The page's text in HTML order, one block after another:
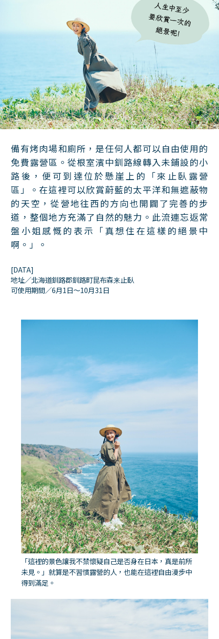
備有烤肉場和廁所，是任何人都可以自由使用的
免費露營區。從根室濱中釧路線轉入未鋪設的小
路後，便可到達位於懸崖上的「來止臥露營
區」。在這裡可以欣賞蔚藍的太平洋和無遮蔽物
的天空，從營地往西的方向也開闢了完善的步
道，整個地方充滿了自然的魅力。此流連忘返常
盤小姐感慨的表示「真想住在這樣的絕景中
啊。」。
[DATA]
地址／北海道釧路郡釧路町昆布森来止臥
可使用期間／6月1日〜10月31日
「這裡的景色讓我不禁懷疑自己是否身在日本，真是前所
未見。」就算是不習慣露營的人，也能在這裡自由漫步中
得到滿足。